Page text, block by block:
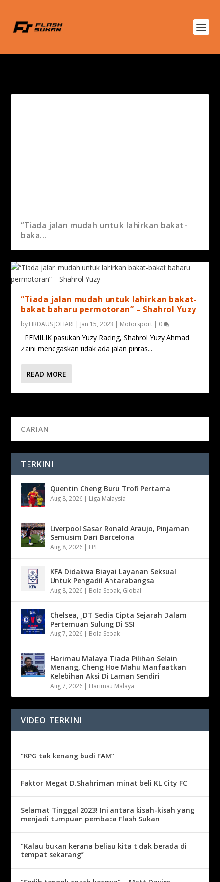
“Tiada jalan mudah untuk lahirkan bakat-
baka...
“Tiada jalan mudah untuk lahirkan bakat-
bakat baharu permotoran” – Shahrol Yuzy
by FIRDAUS JOHARI | Jan 15, 2023 | Motorsport | 0
PEMILIK pasukan Yuzy Racing, Shahrol Yuzy Ahmad
Zaini menegaskan tidak ada jalan pintas...
READ MORE
TERKINI
Quentin Cheng Buru Trofi Pertama
Aug 8, 2026 | Liga Malaysia
Liverpool Sasar Ronald Araujo, Pinjaman
Semusim Dari Barcelona
Aug 8, 2026 | EPL
KFA Didakwa Biayai Layanan Seksual
Untuk Pengadil Antarabangsa
Aug 8, 2026 | Bola Sepak, Global
Chelsea, JDT Sedia Cipta Sejarah Dalam
Pertemuan Sulung Di SSI
Aug 7, 2026 | Bola Sepak
Harimau Malaya Tiada Pilihan Selain
Menang, Cheng Hoe Mahu Manfaatkan
Kelebihan Aksi Di Laman Sendiri
Aug 7, 2026 | Harimau Malaya
VIDEO TERKINI
“KPG tak kenang budi FAM”
Faktor Megat D.Shahriman minat beli KL City FC
Selamat Tinggal 2023! Ini antara kisah-kisah yang
menjadi tumpuan pembaca Flash Sukan
“Kalau bukan kerana beliau kita tidak berada di
tempat sekarang”